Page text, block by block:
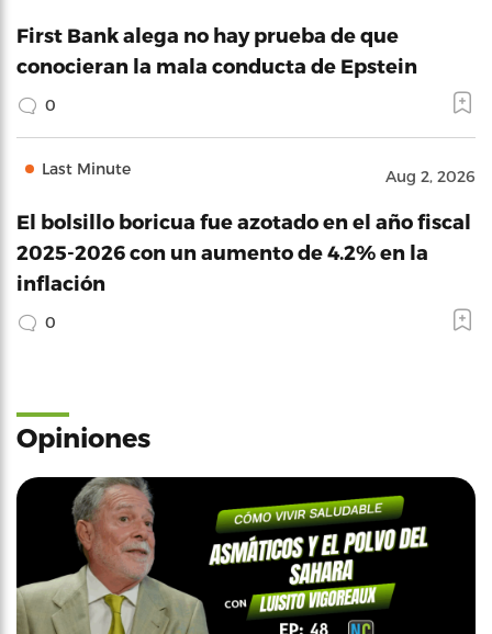
First Bank alega no hay prueba de que
conocieran la mala conducta de Epstein
0
Last Minute Aug 2, 2026
El bolsillo boricua fue azotado en el año fiscal
2025-2026 con un aumento de 4.2% en la
inflación
0
Opiniones